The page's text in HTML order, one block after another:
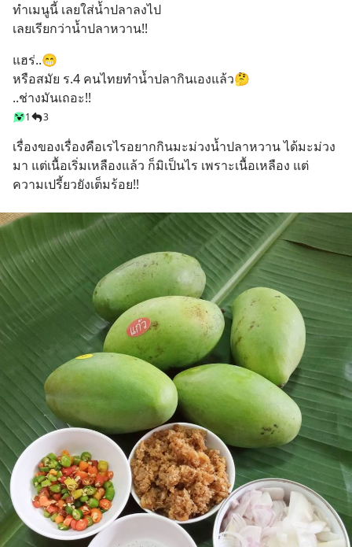
ทำเมนูนี้ เลยใส่น้ำปลาลงไป
เลยเรียกว่าน้ำปลาหวาน!!
แฮร่..😁
หรือสมัย ร.4 คนไทยทำน้ำปลากินเองแล้ว🤔
..ช่างมันเถอะ!!
1 3
เรื่องของเรื่องคือเรไรอยากกินมะม่วงน้ำปลาหวาน ได้มะม่วง
มา แต่เนื้อเริ่มเหลืองแล้ว ก็มิเป็นไร เพราะเนื้อเหลือง แต่
ความเปรี้ยวยังเต็มร้อย!!